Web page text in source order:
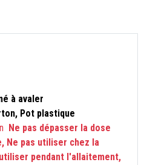
à avaler
Pot plastique
Ne pas dépasser la dose
Ne pas utiliser chez la
pendant l'allaitement,